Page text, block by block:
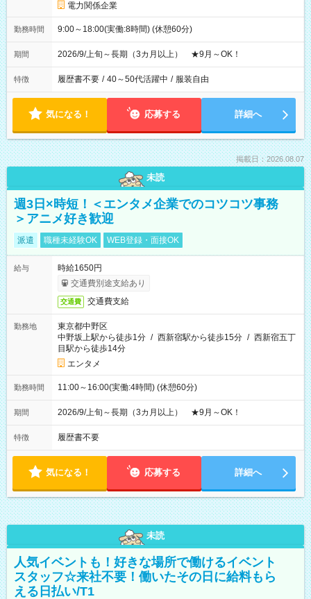
電力関係企業
勤務時間 9:00～18:00(実働:8時間) (休憩60分)
期間 2026/9/上旬～長期（3カ月以上） ★9月～OK！
特徴 履歴書不要 / 40～50代活躍中 / 服装自由
気になる！ 応募する 詳細へ
掲載日：2026.08.07
未読
週3日×時短！＜エンタメ企業でのコツコツ事務
＞アニメ好き歓迎
派遣 職種未経験OK WEB登録・面接OK
給与
時給1650円
交通費別途支給あり
交通費 交通費支給
勤務地
東京都中野区
中野坂上駅から徒歩1分 / 西新宿駅から徒歩15分 / 西新宿五丁
目駅から徒歩14分
エンタメ
勤務時間 11:00～16:00(実働:4時間) (休憩60分)
期間 2026/9/上旬～長期（3カ月以上） ★9月～OK！
特徴 履歴書不要
気になる！ 応募する 詳細へ
未読
人気イベントも！好きな場所で働けるイベント
スタッフ☆来社不要！働いたその日に給料もら
える日払い/T1